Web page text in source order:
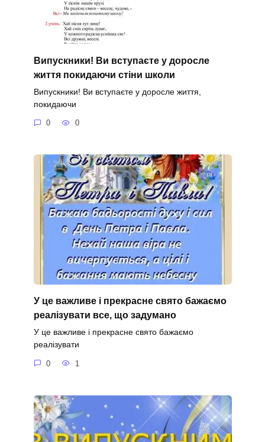
Випускники! Ви вступаєте у доросле
життя покидаючи стіни школи
Випускники! Ви вступаєте у доросле життя,
покидаючи
0 0
У це важливе і прекрасне свято бажаємо
реалізувати все, що задумано
У це важливе і прекрасне свято бажаємо
реалізувати
0 1